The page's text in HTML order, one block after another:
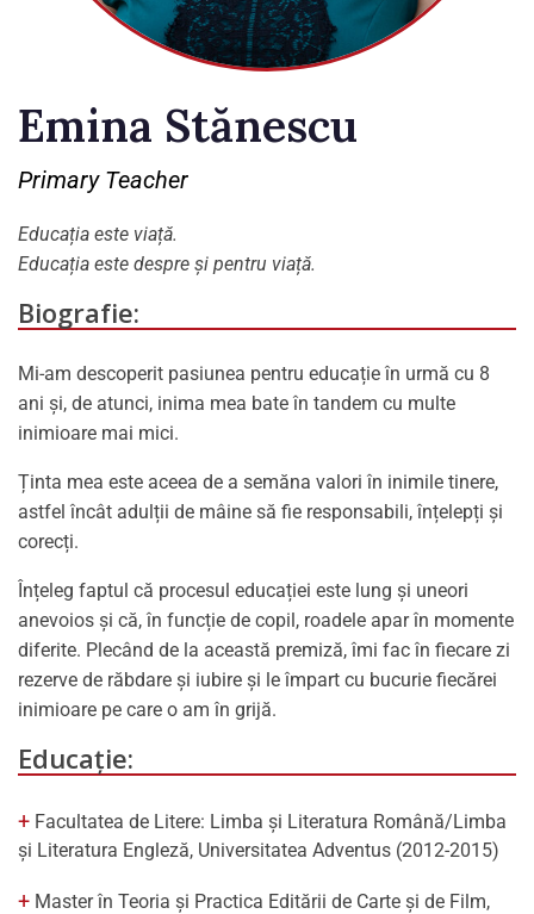
Emina Stănescu
Primary Teacher
Educația este viață.
Educația este despre și pentru viață.
Biografie:
Mi-am descoperit pasiunea pentru educație în urmă cu 8
ani și, de atunci, inima mea bate în tandem cu multe
inimioare mai mici.
Ținta mea este aceea de a semăna valori în inimile tinere,
astfel încât adulții de mâine să fie responsabili, înțelepți și
corecți.
Înțeleg faptul că procesul educației este lung și uneori
anevoios și că, în funcție de copil, roadele apar în momente
diferite. Plecând de la această premiză, îmi fac în fiecare zi
rezerve de răbdare și iubire și le împart cu bucurie fiecărei
inimioare pe care o am în grijă.
Educație:
Facultatea de Litere: Limba și Literatura Română/Limba
și Literatura Engleză, Universitatea Adventus (2012-2015)
Master în Teoria și Practica Editării de Carte și de Film,